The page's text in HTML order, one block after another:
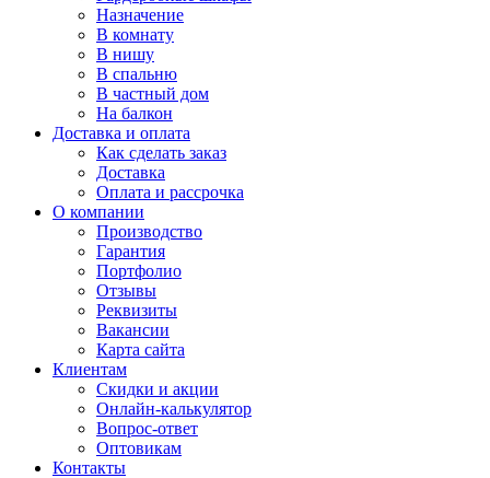
Назначение
В комнату
В нишу
В спальню
В частный дом
На балкон
Доставка и оплата
Как сделать заказ
Доставка
Оплата и рассрочка
О компании
Производство
Гарантия
Портфолио
Отзывы
Реквизиты
Вакансии
Карта сайта
Клиентам
Скидки и акции
Онлайн-калькулятор
Вопрос-ответ
Оптовикам
Контакты